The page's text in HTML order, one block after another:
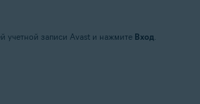
учетной записи Avast и нажмите Вход.